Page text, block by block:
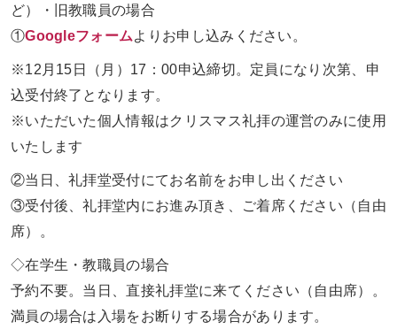
ど）・旧教職員の場合
①Googleフォームよりお申し込みください。
※12 月 15 日（月） 17 ： 00申込締切。定員になり次第、申
込受付終了となります。
※いただいた個人情報はクリスマス礼拝の運営のみに使用
いたします
②当日、礼拝堂受付にてお名前をお申し出ください
③受付後、礼拝堂内にお進み頂き、ご着席ください（自由
席）。
◇在学生・教職員の場合
予約不要。当日、直接礼拝堂に来てください（自由席）。
満員の場合は入場をお断りする場合があります。